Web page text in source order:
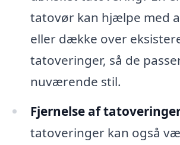
tatovør kan hjælpe med
eller dække over
tatoveringer, så de
nuværende stil.
Fjernelse af
tatoveringer kan også